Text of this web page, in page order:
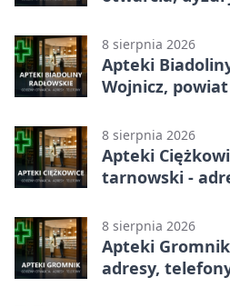
8 sierpnia 2026
Apteki
Wojnicz,
8 sierpnia 2026
Apteki
tarnowski -
8 sierpnia 2026
Apteki
adresy,